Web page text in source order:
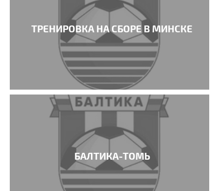
ТРЕНИРОВКА НА СБОРЕ В МИНСКЕ
БАЛТИКА-ТОМЬ